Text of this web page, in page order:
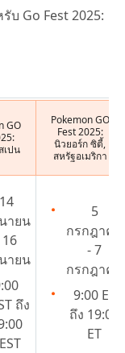
บ Go Fest 2025:
GO
เปน
Pokemon GO
Fest 2025:
นิวยอร์ก ซิตี้,
สหรัฐอเมริกา
14
ายน
16
ายน
ถึง
5
กรกฎาคม
- 7
กรกฎาคม
9:00 ET
ถึง 19:00
ET